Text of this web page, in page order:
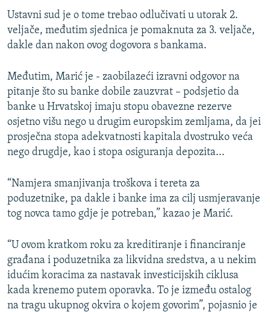
Ustavni sud je o tome trebao odlučivati u utorak 2.
veljače, međutim sjednica je pomaknuta za 3. veljače,
dakle dan nakon ovog dogovora s bankama.
Međutim, Marić je - zaobilazeći izravni odgovor na
pitanje što su banke dobile zauzvrat – podsjetio da
banke u Hrvatskoj imaju stopu obavezne rezerve
osjetno višu nego u drugim europskim zemljama, da jei
prosječna stopa adekvatnosti kapitala dvostruko veća
nego drugdje, kao i stopa osiguranja depozita...
“Namjera smanjivanja troškova i tereta za
poduzetnike, pa dakle i banke ima za cilj usmjeravanje
tog novca tamo gdje je potreban,” kazao je Marić.
“U ovom kratkom roku za kreditiranje i financiranje
građana i poduzetnika za likvidna sredstva, a u nekim
idućim koracima za nastavak investicijskih ciklusa
kada krenemo putem oporavka. To je između ostalog
na tragu ukupnog okvira o kojem govorim”, pojasnio je